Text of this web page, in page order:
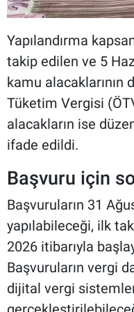
Yapılandırma
takip edilen ve 5
kamu
Tüketim Vergisi
alacakların ise
ifade edildi.
Başvuru için
Başvuruların 31
yapılabileceği, ilk
2026 itibarıyla
Başvuruların vergi
dijital vergi